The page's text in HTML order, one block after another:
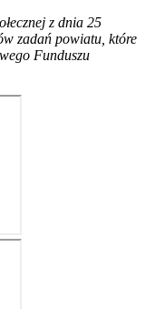
z dnia 25
zadań powiatu, które
Funduszu